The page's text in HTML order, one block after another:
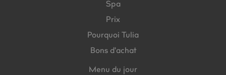
Spa
Prix
Pourquoi Tulia
Bons d'achat
Menu du jour